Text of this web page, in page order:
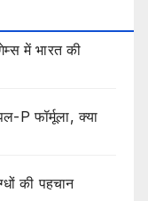
में भारत की
P फॉर्मूला, क्या
की पहचान